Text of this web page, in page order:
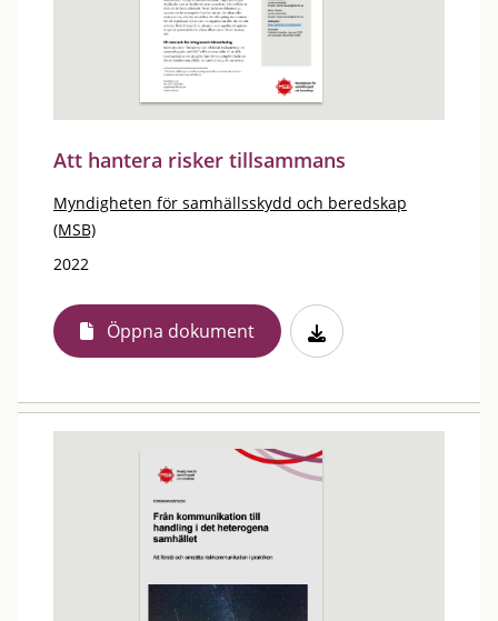
Att hantera risker tillsammans
Myndigheten för samhällsskydd och beredskap
(MSB)
2022
Öppna dokument